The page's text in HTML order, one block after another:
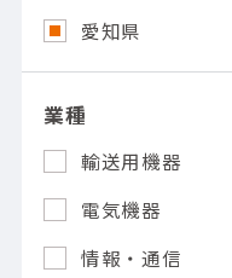
愛知県
業種
輸送用機器
電気機器
情報・通信